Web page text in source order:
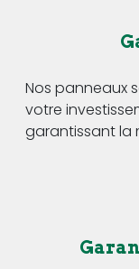
Nos panneaux
votre
garantissant la